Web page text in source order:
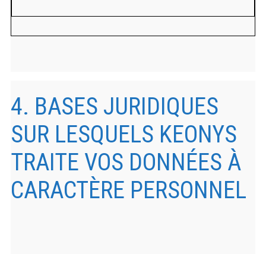
4. BASES JURIDIQUES
SUR LESQUELS KEONYS
TRAITE VOS DONNÉES À
CARACTÈRE PERSONNEL